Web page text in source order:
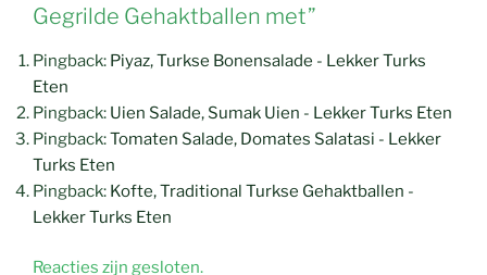
Gegrilde Gehaktballen met”
Pingback: Piyaz, Turkse Bonensalade - Lekker Turks
Eten
Pingback: Uien Salade, Sumak Uien - Lekker Turks Eten
Pingback:Tomaten Salade, Domates Salatasi - Lekker
Turks Eten
Pingback: Kofte, Traditional Turkse Gehaktballen -
Lekker Turks Eten
Reacties zijn gesloten.